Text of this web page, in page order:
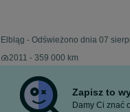
Elbląg - Odświeżono dnia 07
2011 - 359 000 km
Zapisz to
Damy Ci znać